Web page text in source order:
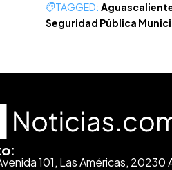
TAGGED:
Seguridad Pública
101, Las Américas, 20230